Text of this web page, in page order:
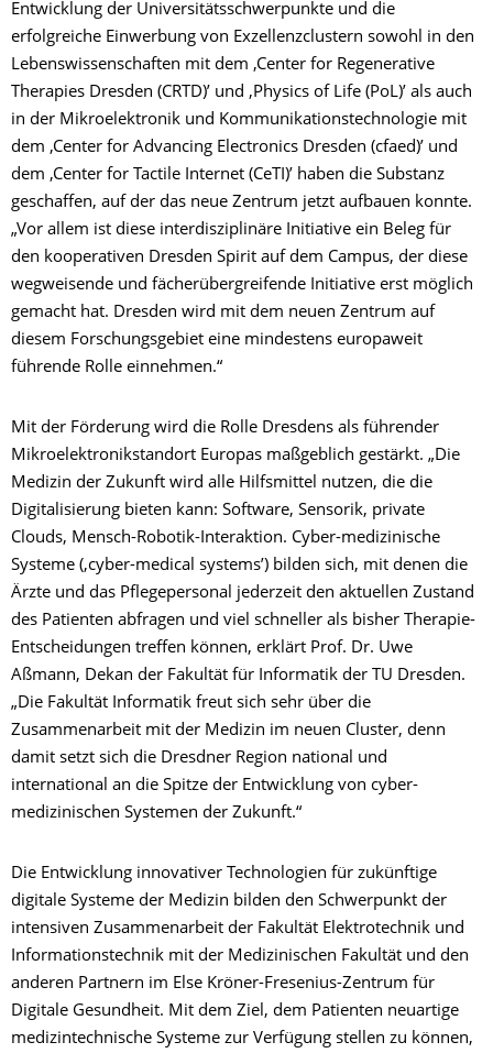
Entwicklung der Universitätsschwerpunkte und die
erfolgreiche Einwerbung von Exzellenzclustern sowohl in den
Lebenswissenschaften mit dem ‚Center for Regenerative
Therapies Dresden (CRTD)’ und ‚Physics of Life (PoL)’ als auch
in der Mikroelektronik und Kommunikationstechnologie mit
dem ‚Center for Advancing Electronics Dresden (cfaed)’ und
dem ‚Center for Tactile Internet (CeTI)’ haben die Substanz
geschaffen, auf der das neue Zentrum jetzt aufbauen konnte.
„Vor allem ist diese interdisziplinäre Initiative ein Beleg für
den kooperativen Dresden Spirit auf dem Campus, der diese
wegweisende und fächerübergreifende Initiative erst möglich
gemacht hat. Dresden wird mit dem neuen Zentrum auf
diesem Forschungsgebiet eine mindestens europaweit
führende Rolle einnehmen.“
Mit der Förderung wird die Rolle Dresdens als führender
Mikroelektronikstandort Europas maßgeblich gestärkt. „Die
Medizin der Zukunft wird alle Hilfsmittel nutzen, die die
Digitalisierung bieten kann: Software, Sensorik, private
Clouds, Mensch-Robotik-Interaktion. Cyber-medizinische
Systeme (‚cyber-medical systems’) bilden sich, mit denen die
Ärzte und das Pflegepersonal jederzeit den aktuellen Zustand
des Patienten abfragen und viel schneller als bisher Therapie-
Entscheidungen treffen können, erklärt Prof. Dr. Uwe
Aßmann, Dekan der Fakultät für Informatik der TU Dresden.
„Die Fakultät Informatik freut sich sehr über die
Zusammenarbeit mit der Medizin im neuen Cluster, denn
damit setzt sich die Dresdner Region national und
international an die Spitze der Entwicklung von cyber-
medizinischen Systemen der Zukunft.“
Die Entwicklung innovativer Technologien für zukünftige
digitale Systeme der Medizin bilden den Schwerpunkt der
intensiven Zusammenarbeit der Fakultät Elektrotechnik und
Informationstechnik mit der Medizinischen Fakultät und den
anderen Partnern im Else Kröner-Fresenius-Zentrum für
Digitale Gesundheit. Mit dem Ziel, dem Patienten neuartige
medizintechnische Systeme zur Verfügung stellen zu können,